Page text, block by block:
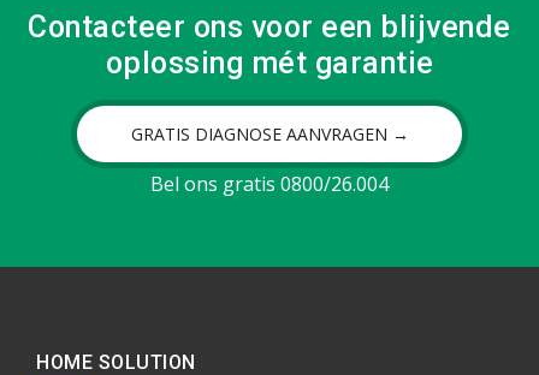
Contacteer ons voor een blijvende
oplossing mét garantie
GRATIS DIAGNOSE AANVRAGEN →
Bel ons gratis 0800/26.004
HOME SOLUTION